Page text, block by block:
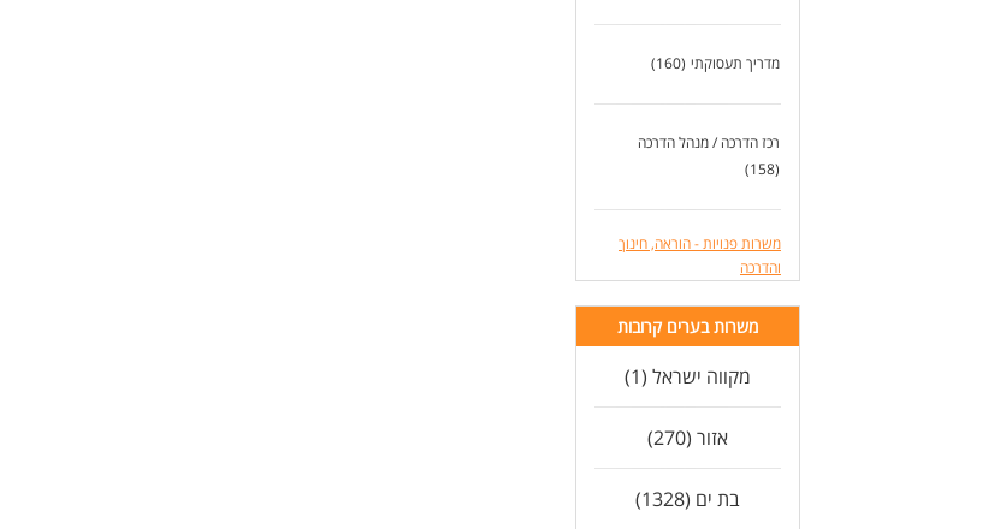
מדריך תעסוקתי (160)
רכז הדרכה / מנהל הדרכה
(158)
משרות פנויות - הוראה, חינוך
והדרכה
משרות בערים קרובות
מקווה ישראל (1)
אזור (270)
בת ים (1328)